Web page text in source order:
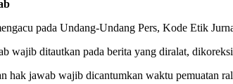
pada Undang-Undang Pers, Kode Etik
wajib ditautkan pada berita yang diralat,
hak jawab wajib dicantumkan waktu pemuatan